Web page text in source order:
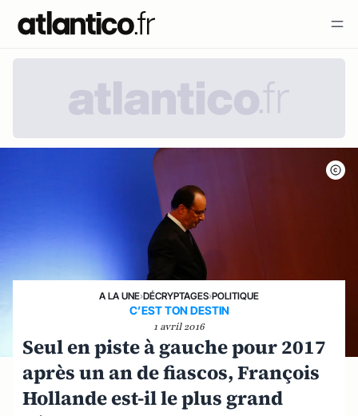
A LA UNE›DÉCRYPTAGES›POLITIQUE
C’EST TON DESTIN
1 avril 2016
Seul en piste à gauche pour 2017
après un an de fiascos, François
Hollande est-il le plus grand